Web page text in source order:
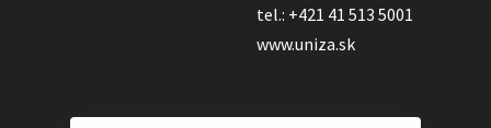
tel.: +421 41 513 5001
www.uniza.sk